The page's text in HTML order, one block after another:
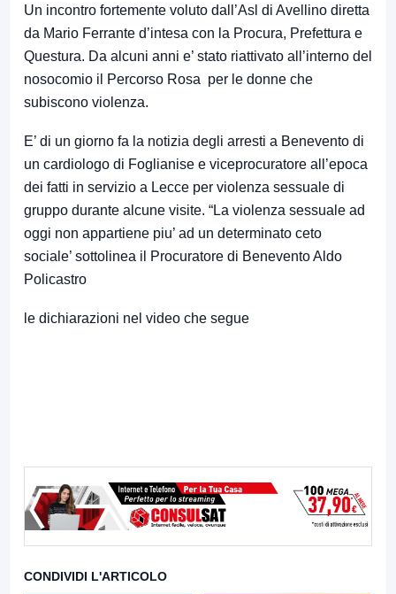
Un incontro fortemente voluto dall’Asl di Avellino diretta
da Mario Ferrante d’intesa con la Procura, Prefettura e
Questura. Da alcuni anni e’ stato riattivato all’interno del
nosocomio il Percorso Rosa per le donne che
subiscono violenza.
E’ di un giorno fa la notizia degli arresti a Benevento di
un cardiologo di Foglianise e viceprocuratore all’epoca
dei fatti in servizio a Lecce per violenza sessuale di
gruppo durante alcune visite. “La violenza sessuale ad
oggi non appartiene piu’ ad un determinato ceto
sociale’ sottolinea il Procuratore di Benevento Aldo
Policastro
le dichiarazioni nel video che segue
CONDIVIDI L'ARTICOLO